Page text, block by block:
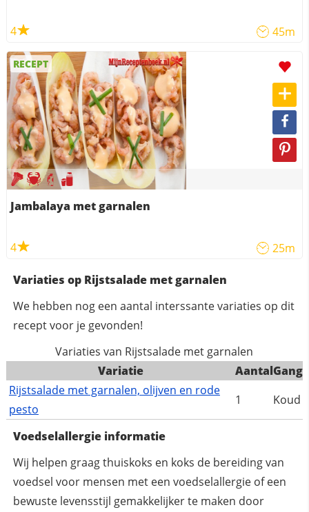
4 45m
RECEPT
Jambalaya met garnalen
4 25m
Variaties op Rijstsalade met garnalen
We hebben nog een aantal interssante variaties op dit
recept voor je gevonden!
Variaties van Rijstsalade met garnalen
Variatie
AantalGang
Rijstsalade met garnalen, olijven en rode
pesto
1 Koud
Voedselallergie informatie
Wij helpen graag thuiskoks en koks de bereiding van
voedsel voor mensen met een voedselallergie of een
bewuste levensstijl gemakkelijker te maken door